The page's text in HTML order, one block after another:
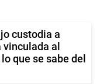
custodia a
vinculada al
que se sabe del